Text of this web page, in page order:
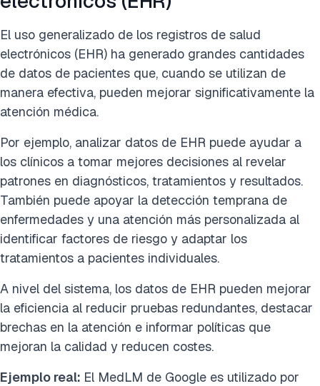
El uso generalizado de los registros de salud
electrónicos (EHR) ha generado grandes cantidades
de datos de pacientes que, cuando se utilizan de
manera efectiva, pueden mejorar significativamente la
atención médica.
Por ejemplo, analizar datos de EHR puede ayudar a
los clínicos a tomar mejores decisiones al revelar
patrones en diagnósticos, tratamientos y resultados.
También puede apoyar la detección temprana de
enfermedades y una atención más personalizada al
identificar factores de riesgo y adaptar los
tratamientos a pacientes individuales.
A nivel del sistema, los datos de EHR pueden mejorar
la eficiencia al reducir pruebas redundantes, destacar
brechas en la atención e informar políticas que
mejoran la calidad y reducen costes.
Ejemplo real: El MedLM de Google es utilizado por